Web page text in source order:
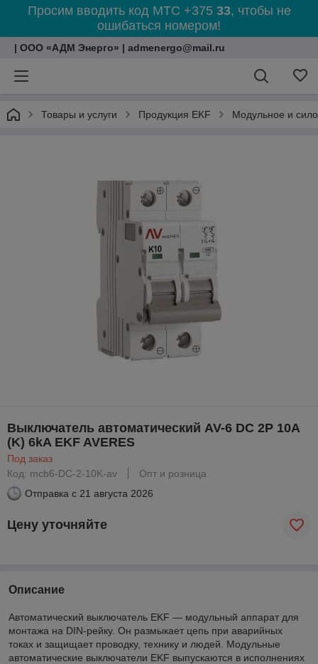
Просим вводить код МТС +375 33, чтобы не
ошибаться номером!
| ООО «АДМ Энерго» | admenergo@mail.ru
Товары и услуги Продукция EKF Модульное и
Выключатель автоматический AV-6 DC 2P 10A
(K) 6kA EKF AVERES
Под заказ
Код: mcb6-DC-2-10K-av
Опт и розница
Отправка с 21 августа 2026
Цену уточняйте
Описание
Автоматический выключатель EKF — модульный аппарат для
монтажа на DIN-рейку. Он размыкает цепь при аварийных
токах и защищает проводку, технику и людей. Модульные
автоматические выключатели EKF выпускаются в исполнениях